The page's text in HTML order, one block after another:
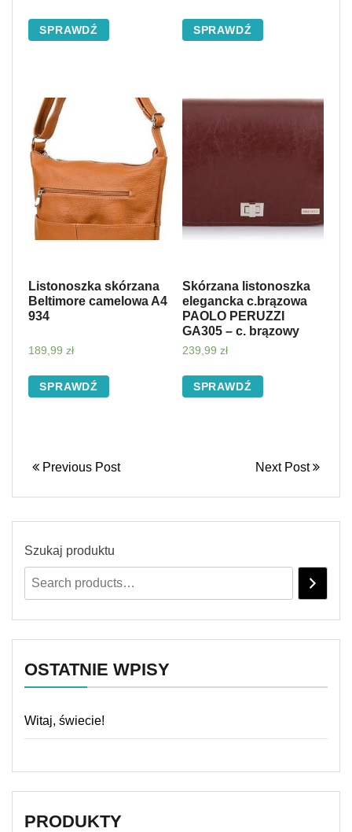
SPRAWDŹ SPRAWDŹ
Listonoszka skórzana
Beltimore camelowa A4
934
189,99 zł
SPRAWDŹ
Skórzana listonoszka
elegancka c.brązowa
PAOLO PERUZZI
GA305 – c. brązowy
239,99 zł
SPRAWDŹ
Previous Post Next Post
Szukaj produktu
OSTATNIE WPISY
Witaj, świecie!
PRODUKTY